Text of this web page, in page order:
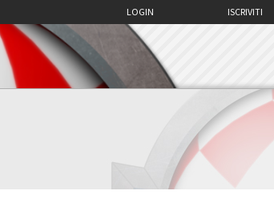
ISCRIVITI
LOGIN